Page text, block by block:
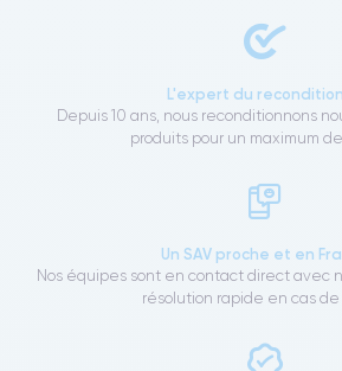
L'expert du
Depuis 10 ans, nous reconditionnons
produits pour un maximum
Un SAV proche et en
Nos équipes sont en contact direct avec
résolution rapide en cas